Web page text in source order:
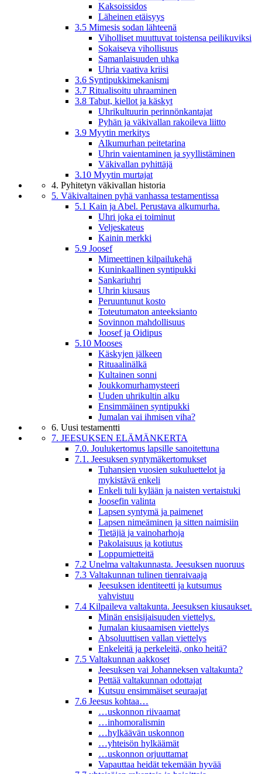
Kaksoissidos
Läheinen etäisyys
3.5 Mimesis sodan lähteenä
Viholliset muuttuvat toistensa peilikuviksi
Sokaiseva vihollisuus
Samanlaisuuden uhka
Uhria vaativa kriisi
3.6 Syntipukkimekanismi
3.7 Ritualisoitu uhraaminen
3.8 Tabut, kiellot ja käskyt
Uhrikultuurin perinnönkantajat
Pyhän ja väkivallan rakoileva liitto
3.9 Myytin merkitys
Alkumurhan peitetarina
Uhrin vaientaminen ja syyllistäminen
Väkivallan pyhittäjä
3.10 Myytin murtajat
4. Pyhitetyn väkivallan historia
5. Väkivaltainen pyhä vanhassa testamentissa
5.1 Kain ja Abel. Perustava alkumurha.
Uhri joka ei toiminut
Veljeskateus
Kainin merkki
5.9 Joosef
Mimeettinen kilpailukehä
Kuninkaallinen syntipukki
Sankariuhri
Uhrin kiusaus
Peruuntunut kosto
Toteutumaton anteeksianto
Sovinnon mahdollisuus
Joosef ja Oidipus
5.10 Mooses
Käskyjen jälkeen
Rituaalinälkä
Kultainen sonni
Joukkomurhamysteeri
Uuden uhrikultin alku
Ensimmäinen syntipukki
Jumalan vai ihmisen viha?
6. Uusi testamentti
7. JEESUKSEN ELÄMÄNKERTA
7.0. Joulukertomus lapsille sanoitettuna
7.1. Jeesuksen syntymäkertomukset
Tuhansien vuosien sukuluettelot ja
mykistävä enkeli
Enkeli tuli kylään ja naisten vertaistuki
Joosefin valinta
Lapsen syntymä ja paimenet
Lapsen nimeäminen ja sitten naimisiin
Tietäjiä ja vainoharhoja
Pakolaisuus ja kotiutus
Loppumietteitä
7.2 Unelma valtakunnasta. Jeesuksen nuoruus
7.3 Valtakunnan tulinen tienraivaaja
Jeesuksen identiteetti ja kutsumus
vahvistuu
7.4 Kilpaileva valtakunta. Jeesuksen kiusaukset.
Minän ensisijaisuuden viettelys.
Jumalan kiusaamisen viettelys
Absoluuttisen vallan viettelys
Enkeleitä ja perkeleitä, onko heitä?
7.5 Valtakunnan aakkoset
Jeesuksen vai Johanneksen valtakunta?
Pettää valtakunnan odottajat
Kutsuu ensimmäiset seuraajat
7.6 Jeesus kohtaa…
…uskonnon riivaamat
…inhomoralismin
…hylkäävän uskonnon
…yhteisön hylkäämät
…uskonnon orjuuttamat
Vapauttaa heidät tekemään hyvää